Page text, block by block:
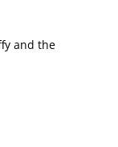
and the